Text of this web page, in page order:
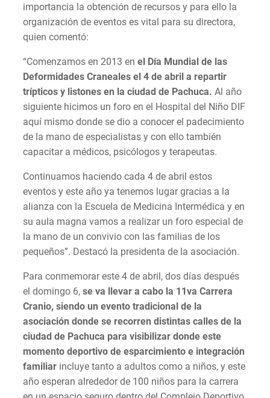
importancia la obtención de recursos y para ello la
organización de eventos es vital para su directora,
quien comentó:
“Comenzamos en 2013 en el Día Mundial de las
Deformidades Craneales el 4 de abril a repartir
trípticos y listones en la ciudad de Pachuca. Al año
siguiente hicimos un foro en el Hospital del Niño DIF
aquí mismo donde se dio a conocer el padecimiento
de la mano de especialistas y con ello también
capacitar a médicos, psicólogos y terapeutas.
Continuamos haciendo cada 4 de abril estos
eventos y este año ya tenemos lugar gracias a la
alianza con la Escuela de Medicina Intermédica y en
su aula magna vamos a realizar un foro especial de
la mano de un convivio con las familias de los
pequeños”. Destacó la presidenta de la asociación.
Para conmemorar este 4 de abril, dos días después
el domingo 6, se va llevar a cabo la 11va Carrera
Cranio, siendo un evento tradicional de la
asociación donde se recorren distintas calles de la
ciudad de Pachuca para visibilizar donde este
momento deportivo de esparcimiento e integración
familiar incluye tanto a adultos como a niños, y este
año esperan alrededor de 100 niños para la carrera